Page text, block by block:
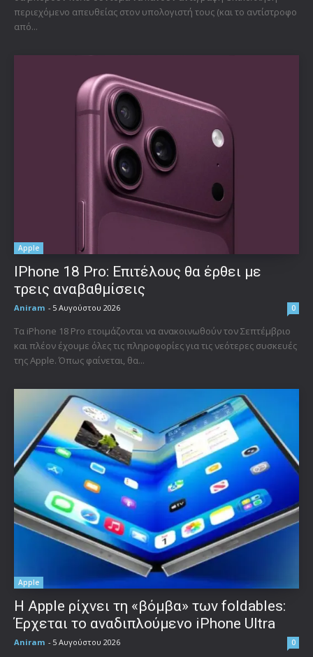
περιεχόμενο απευθείας στον υπολογιστή τους (και το αντίστροφο
από...
Apple
IPhone 18 Pro: Επιτέλους θα έρθει με
τρεις αναβαθμίσεις
Aniram - 5 Αυγούστου 2026 0
Τα iPhone 18 Pro ετοιμάζονται να ανακοινωθούν τον Σεπτέμβριο
και πλέον έχουμε όλες τις πληροφορίες για τις νεότερες συσκευές
της Apple. Όπως φαίνεται, θα...
Apple
Η Apple ρίχνει τη «βόμβα» των foldables:
Έρχεται το αναδιπλούμενο iPhone Ultra
Aniram - 5 Αυγούστου 2026 0